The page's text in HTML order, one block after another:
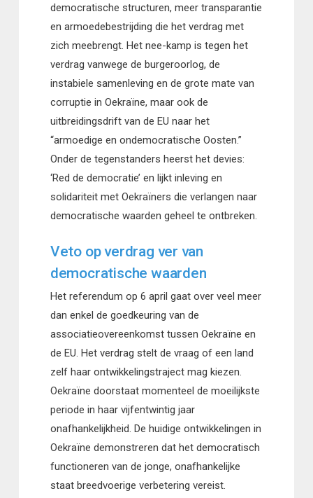
democratische structuren, meer transparantie
en armoedebestrijding die het verdrag met
zich meebrengt. Het nee-kamp is tegen het
verdrag vanwege de burgeroorlog, de
instabiele samenleving en de grote mate van
corruptie in Oekraïne, maar ook de
uitbreidingsdrift van de EU naar het
“armoedige en ondemocratische Oosten.”
Onder de tegenstanders heerst het devies:
‘Red de democratie’ en lijkt inleving en
solidariteit met Oekraïners die verlangen naar
democratische waarden geheel te ontbreken.
Veto op verdrag ver van
democratische waarden
Het referendum op 6 april gaat over veel meer
dan enkel de goedkeuring van de
associatieovereenkomst tussen Oekraïne en
de EU. Het verdrag stelt de vraag of een land
zelf haar ontwikkelingstraject mag kiezen.
Oekraïne doorstaat momenteel de moeilijkste
periode in haar vijfentwintig jaar
onafhankelijkheid. De huidige ontwikkelingen in
Oekraïne demonstreren dat het democratisch
functioneren van de jonge, onafhankelijke
staat breedvoerige verbetering vereist.